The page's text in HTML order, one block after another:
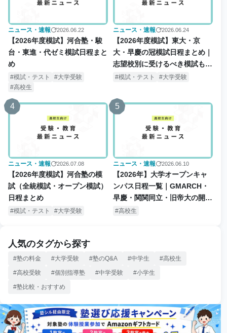
ニュース・速報 2026.06.22
【2026年度模試】河合塾・駿
台・東進・代ゼミ模試日程まと
め
模試・テスト
大学受験
高校生
ニュース・速報 2026.06.24
【2026年度模試】東大・京
大・早慶の冠模試日程まとめ｜
志望校別に受けるべき模試も解
説模試・テスト 大学受験
4
ニュース・速報 2026.07.08
【2026年度模試】河合塾の模
試（全統模試・オープン模試）
日程まとめ
模試・テスト 大学受験
5
ニュース・速報 2026.06.10
【2026年】大学オープンキャ
ンパス日程一覧｜GMARCH・
早慶・関関同立・旧帝大の開催
日・予約情報
高校生
人気のタグから探す
塾の料金 大学受験 塾のQ&A 中学生
高校生
高校受験
個別指導塾 中学受験
小学生
塾比較・おすすめ